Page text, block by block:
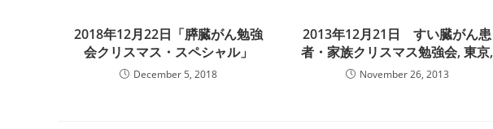
2018年12月22日「膵臓がん勉強
会クリスマス・スペシャル」
December 5, 2018
2013年12月21日 すい臓がん患
者・家族クリスマス勉強会, 東京,
November 26, 2013